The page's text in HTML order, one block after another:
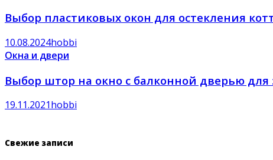
Выбор пластиковых окон для остекления
10.08.2024hobbi
Окна и двери
Выбор штор на окно с балконной дверью для
19.11.2021hobbi
Свежие записи